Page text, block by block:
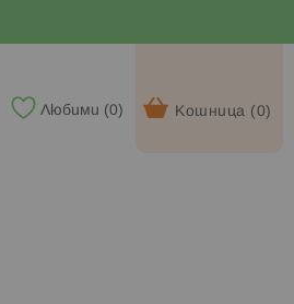
Кошница (0)
Любими (0)